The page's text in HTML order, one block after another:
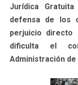
Jurídica
defensa de los
perjuicio
dificulta el
Administración